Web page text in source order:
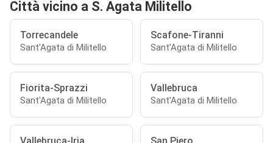
Città vicino a S. Agata Militello
Torrecandele
Sant'Agata di Militello
Scafone-Tiranni
Sant'Agata di Militello
Fiorita-Sprazzi
Sant'Agata di Militello
Vallebruca
Sant'Agata di Militello